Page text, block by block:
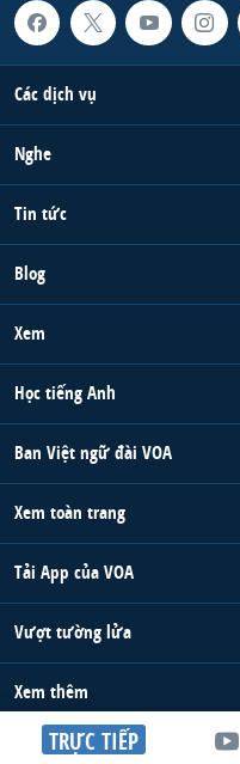
TRỰC TIẾP
Các dịch vụ
Nghe
Tin tức
Blog
Xem
Học tiếng Anh
Ban Việt ngữ đài VOA
Xem toàn trang
Tải App của VOA
Vượt tường lửa
Xem thêm